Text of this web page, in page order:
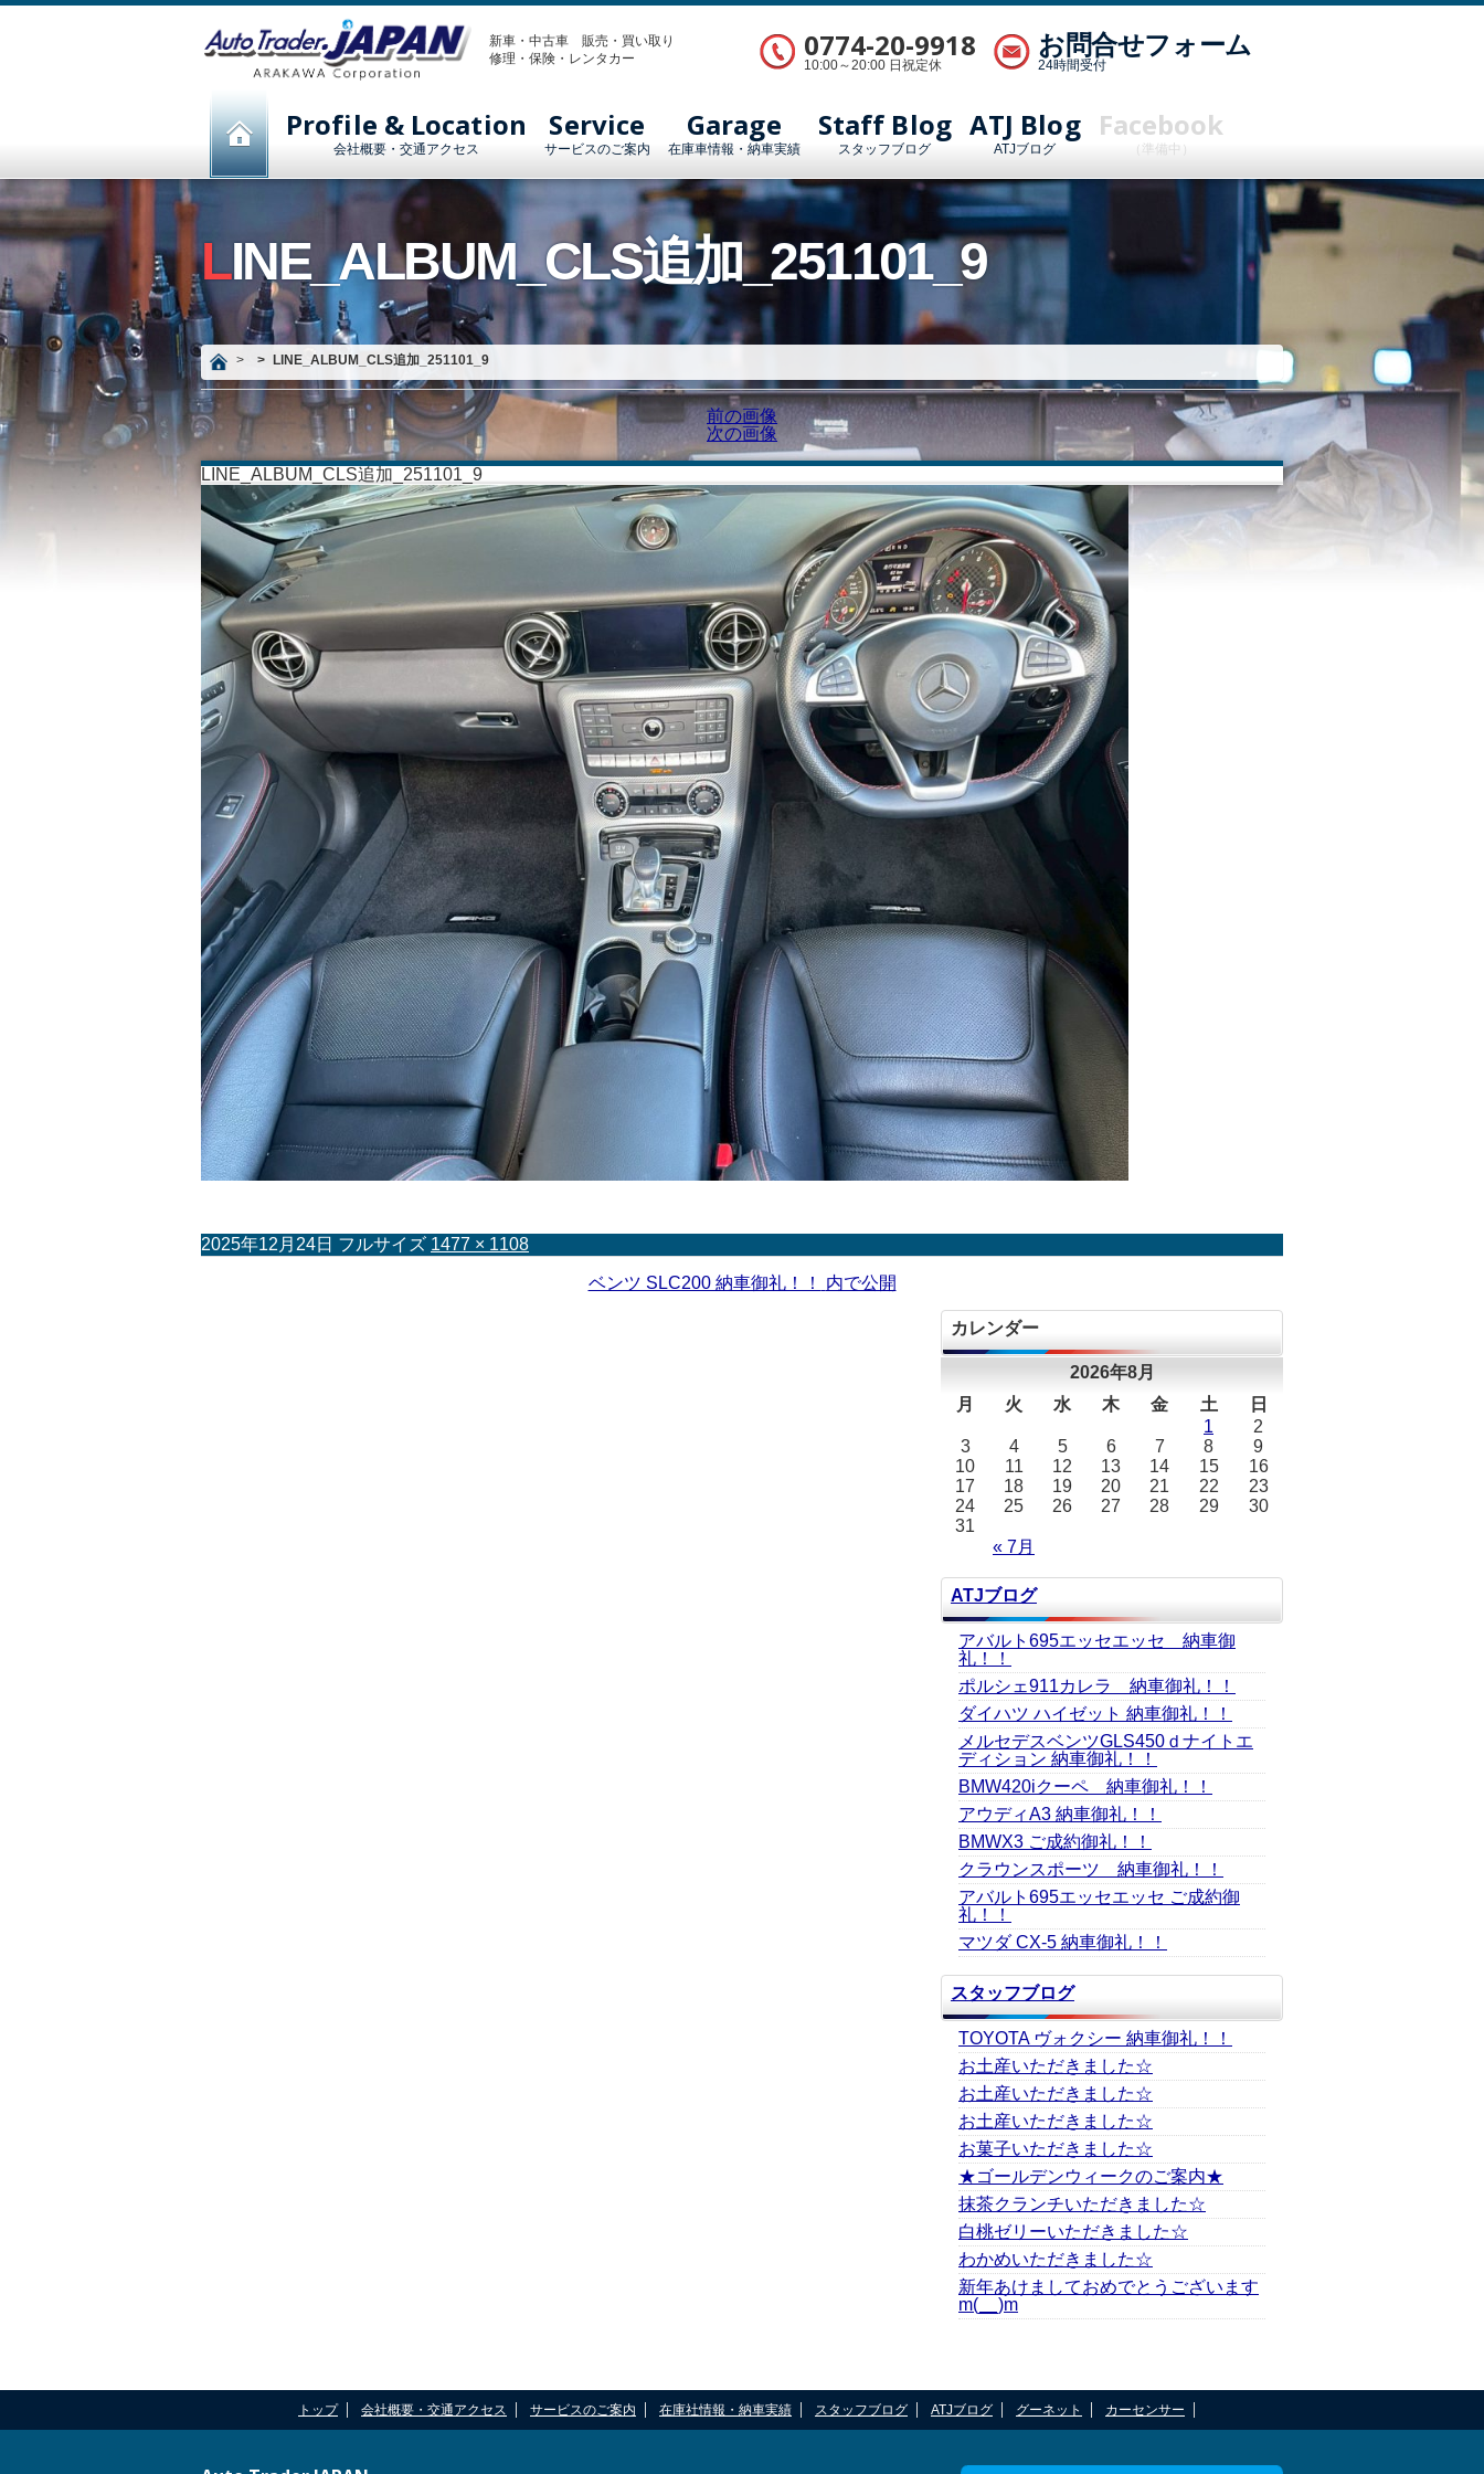
新車・中古車 販売・買い取り
修理・保険・レンタカー
0774-20-9918
10:00～20:00 日祝定休
お問合せフォーム
24時間受付
Profile & Location
会社概要・交通アクセス
Service
サービスのご案内
Garage
在庫車情報・納車実績
Staff Blog
スタッフブログ
ATJ Blog
ATJブログ
Facebook
（準備中）
LINE_ALBUM_CLS追加_251101_9
LINE_ALBUM_CLS追加_251101_9
前の画像
次の画像
LINE_ALBUM_CLS追加_251101_9
2025年12月24日 フルサイズ 1477 × 1108
ベンツ SLC200 納車御礼！！ 内で公開
カレンダー
2026年8月
月
火 水 木 金 土 日
« 7月
1
2
3
4 5 6 7 8
9
10
11 12 13 14 15
16
17
18 19 20 21 22
23
24
25 26 27 28 29
30
31
ATJブログ
アバルト695エッセエッセ 納車御
礼！！
ポルシェ911カレラ 納車御礼！！
ダイハツ ハイゼット 納車御礼！！
メルセデスベンツGLS450ｄナイトエ
ディション 納車御礼！！
BMW420iクーペ 納車御礼！！
アウディA3 納車御礼！！
BMWX3 ご成約御礼！！
クラウンスポーツ 納車御礼！！
アバルト695エッセエッセ ご成約御
礼！！
マツダ CX-5 納車御礼！！
スタッフブログ
TOYOTA ヴォクシー 納車御礼！！
お土産いただきました☆
お土産いただきました☆
お土産いただきました☆
お菓子いただきました☆
★ゴールデンウィークのご案内★
抹茶クランチいただきました☆
白桃ゼリーいただきました☆
わかめいただきました☆
新年あけましておめでとうございます
m(__)m
トップ 会社概要・交通アクセス サービスのご案内 在庫社情報・納車実績 スタッフブログ ATJブログ グーネット カーセンサー